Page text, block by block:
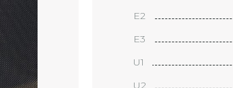
Е2
Е3
U1
U2